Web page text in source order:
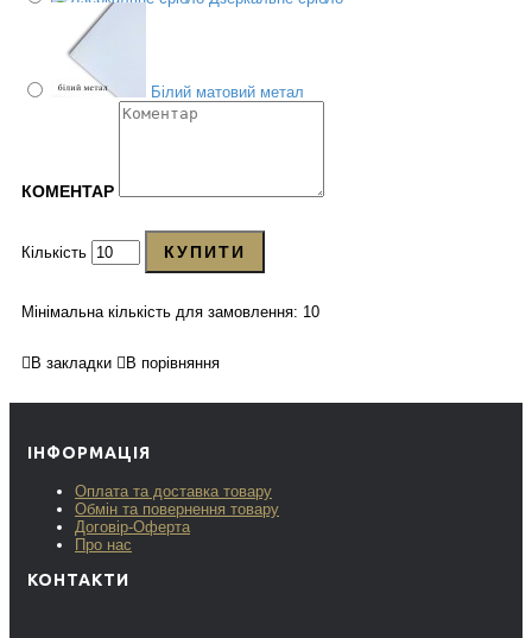
Білий матовий метал
КОМЕНТАР
Кількість КУПИТИ
Мінімальна кількість для замовлення: 10
В закладки В порівняння
ІНФОРМАЦІЯ
Оплата та доставка товару
Обмін та повернення товару
Договір-Оферта
Про нас
КОНТАКТИ